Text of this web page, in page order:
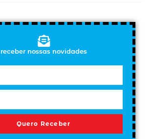
receber nossas novidades
Quero Receber